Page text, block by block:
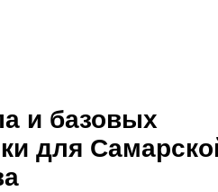
и базовых
для